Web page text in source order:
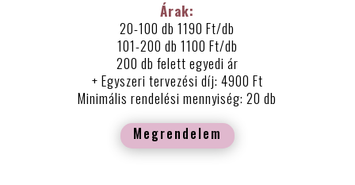
Árak:
20-100 db 1190 Ft/db
101-200 db 1100 Ft/db
200 db felett egyedi ár
+ Egyszeri tervezési díj: 4900 Ft
Minimális rendelési mennyiség: 20 db
Megrendelem